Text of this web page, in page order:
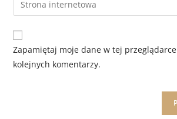
Zapamiętaj moje dane w tej
kolejnych komentarzy.